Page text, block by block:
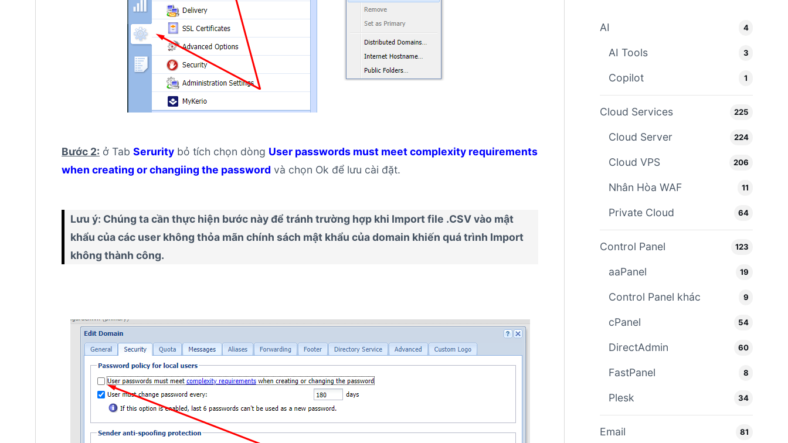
Bước 2: ở Tab Serurity bỏ tích chọn dòng User passwords must meet complexity requirements
when creating or changiing the password và chọn Ok để lưu cài đặt.
Lưu ý: Chúng ta cần thực hiện bước này để tránh trường hợp khi Import file .CSV vào mật
khẩu của các user không thỏa mãn chính sách mật khẩu của domain khiến quá trình Import
không thành công.
AI 4
AI Tools 3
Copilot 1
Cloud Services 225
Cloud Server 224
Cloud VPS 206
Nhân Hòa WAF 11
Private Cloud 64
Control Panel 123
aaPanel 19
Control Panel khác 9
cPanel 54
DirectAdmin 60
FastPanel 8
Plesk 34
Email 81